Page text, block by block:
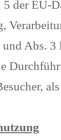
der
Abs.